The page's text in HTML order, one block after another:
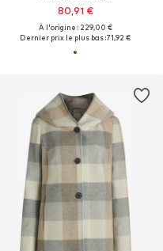
80,91 €
À l'origine : 229,00 €
Dernier prix le plus bas :71,92 €